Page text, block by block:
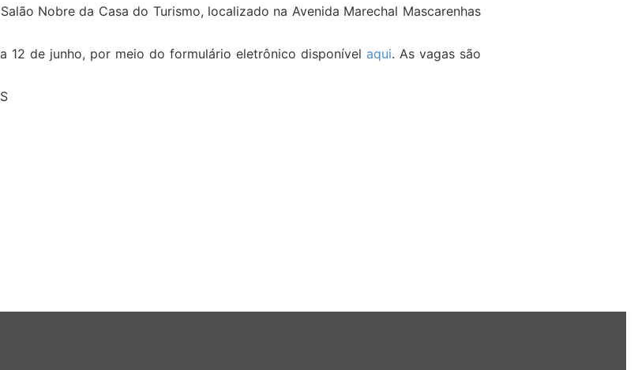
Nobre da Casa do Turismo, localizado na Avenida Marechal Mascarenhas
12 de junho, por meio do formulário eletrônico disponível aqui. As vagas são